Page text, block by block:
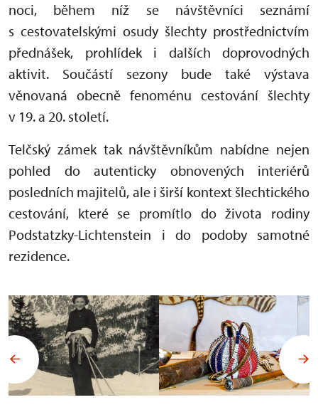
noci, během níž se návštěvníci seznámí
s cestovatelskými osudy šlechty prostřednictvím
přednášek, prohlídek i dalších doprovodných
aktivit. Součástí sezony bude také výstava
věnovaná obecně fenoménu cestování šlechty
v 19. a 20. století.
Telčský zámek tak návštěvníkům nabídne nejen
pohled do autenticky obnovených interiérů
posledních majitelů, ale i širší kontext šlechtického
cestování, které se promítlo do života rodiny
Podstatzky-Lichtenstein i do podoby samotné
rezidence.